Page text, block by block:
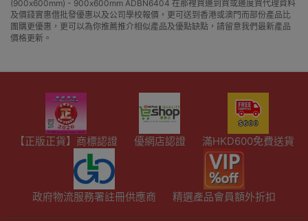
(900x600mm) - 900x600mm ADBN6404 在那裡買邊到買或邊度買代理資料
及價錢實惠借批發優惠以及公司學校報價，更可送到香港或澳門而部份產品比
團購更優惠，更可以為你推薦推介相似產品及優點缺點，請留意我們最新產品
價格更新。
【正版正貨】商標認證 優網店認證 滿HKD600免費送貨
政府物流服務署註冊供應商 精選產品會員額外折扣